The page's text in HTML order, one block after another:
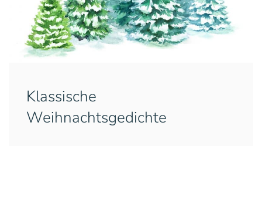
Klassische
Weihnachtsgedichte